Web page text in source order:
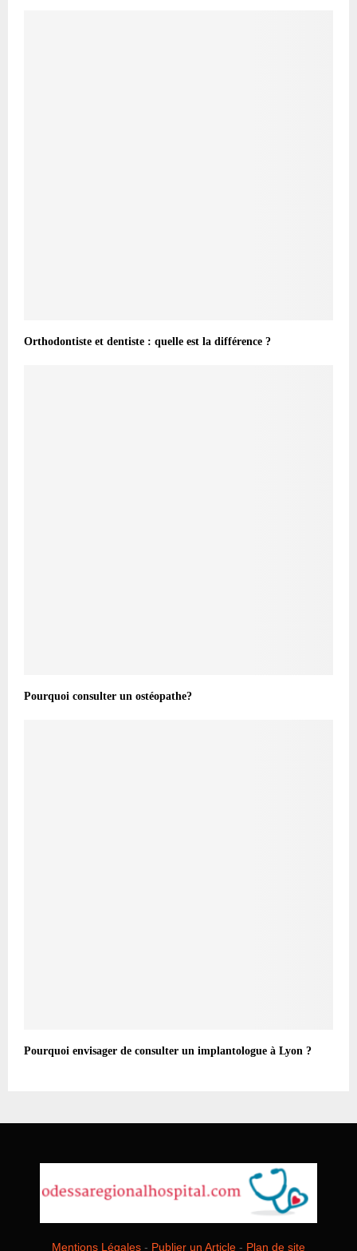
Orthodontiste et dentiste : quelle est la différence ?
Pourquoi consulter un ostéopathe?
Pourquoi envisager de consulter un implantologue à Lyon ?
Mentions Légales - Publier un Article - Plan de site